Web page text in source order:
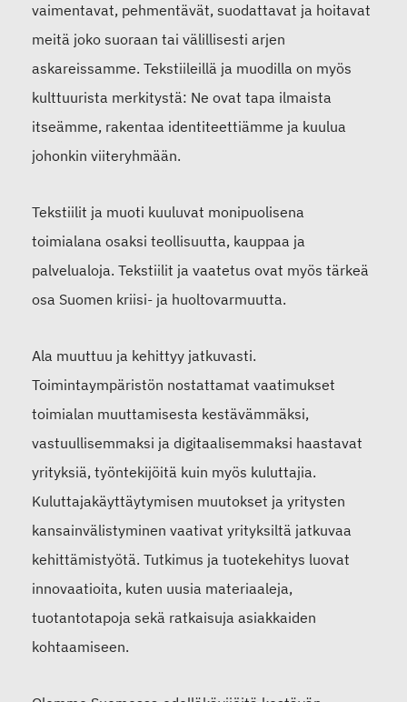
vaimentavat, pehmentävät, suodattavat ja hoitavat
meitä joko suoraan tai välillisesti arjen
askareissamme. Tekstiileillä ja muodilla on myös
kulttuurista merkitystä: Ne ovat tapa ilmaista
itseämme, rakentaa identiteettiämme ja kuulua
johonkin viiteryhmään.
Tekstiilit ja muoti kuuluvat monipuolisena
toimialana osaksi teollisuutta, kauppaa ja
palvelualoja. Tekstiilit ja vaatetus ovat myös tärkeä
osa Suomen kriisi- ja huoltovarmuutta.
Ala muuttuu ja kehittyy jatkuvasti.
Toimintaympäristön nostattamat vaatimukset
toimialan muuttamisesta kestävämmäksi,
vastuullisemmaksi ja digitaalisemmaksi haastavat
yrityksiä, työntekijöitä kuin myös kuluttajia.
Kuluttajakäyttäytymisen muutokset ja yritysten
kansainvälistyminen vaativat yrityksiltä jatkuvaa
kehittämistyötä. Tutkimus ja tuotekehitys luovat
innovaatioita, kuten uusia materiaaleja,
tuotantotapoja sekä ratkaisuja asiakkaiden
kohtaamiseen.